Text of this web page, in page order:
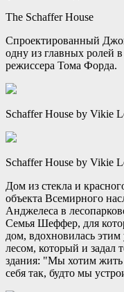
The Schaffer House
Спроектированный
одну из главных
режиссера Тома Форда.
Schaffer House by Vikie
Schaffer House by Vikie
Дом из стекла и
объекта Всемирного
Анджелеса в
Семья Шеффер, для
дом, вдохновилась
лесом, который и задал
здания: "Мы хотим жить
себя так, будто мы